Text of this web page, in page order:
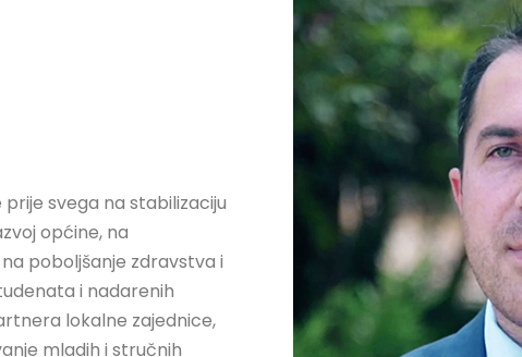
svega na stabilizaciju
općine, na
poboljšanje zdravstva i
i nadarenih
lokalne zajednice,
mladih i stručnih